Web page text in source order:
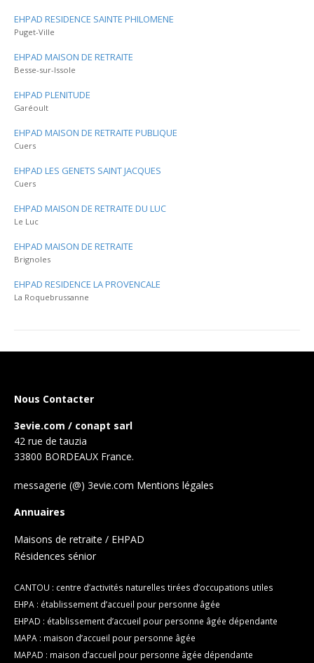
EHPAD RESIDENCE SAINTE PHILOMENE
Puget-Ville
EHPAD MAISON DE RETRAITE
Besse-sur-Issole
EHPAD PLENITUDE
Garéoult
EHPAD MAISON DE RETRAITE PUBLIQUE
Cuers
EHPAD LES GENETS SAINT JACQUES
Cuers
EHPAD MAISON DE RETRAITE DU LUC
Le Luc
EHPAD MAISON DE RETRAITE
Brignoles
EHPAD RESIDENCE LA PROVENCALE
La Roquebrussanne
Nous Contacter
3evie.com / conapt sarl
42 rue de tauzia
33800 BORDEAUX France.
messagerie (@) 3evie.com Mentions légales
Annuaires
Maisons de retraite / EHPAD
Résidences sénior
CANTOU : centre d’activités naturelles tirées d’occupations utiles
EHPA : établissement d’accueil pour personne âgée
EHPAD : établissement d’accueil pour personne âgée dépendante
MAPA : maison d’accueil pour personne âgée
MAPAD : maison d’accueil pour personne âgée dépendante